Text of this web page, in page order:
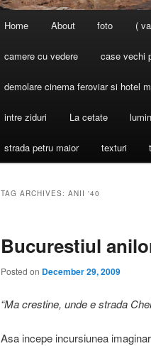
Home About foto (
camere cu vedere case vechi
demolare cinema feroviar si hotel
intre ziduri La cetate
strada petru maior texturi
TAG ARCHIVES: ANII '40
Bucurestiul
Posted on December 29, 2009
“Ma crestine, unde e strada
Asa incepe incursiunea